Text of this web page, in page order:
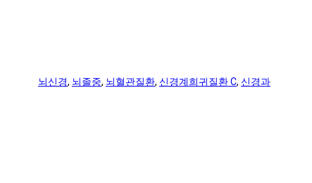
뇌신경, 뇌졸중, 뇌혈관질환, 신경계희귀질환 C, 신경과